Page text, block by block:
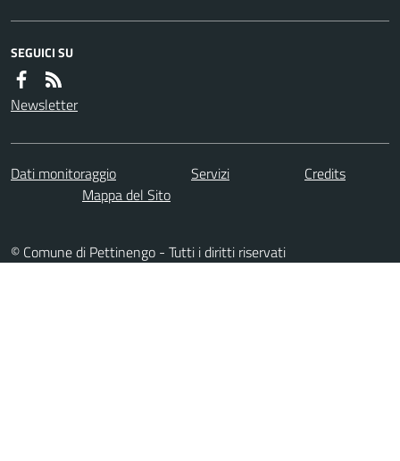
SEGUICI SU
Newsletter
Dati monitoraggio Servizi
Credits
Mappa del Sito
© Comune di Pettinengo - Tutti i diritti riservati